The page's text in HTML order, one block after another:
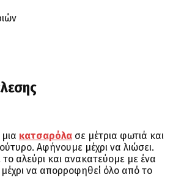
κατσαρόλα σε μέτρια φωτιά και
Αφήνουμε μέχρι να λιώσει.
αλεύρι και ανακατεύομε με ένα
να απορροφηθεί όλο από το